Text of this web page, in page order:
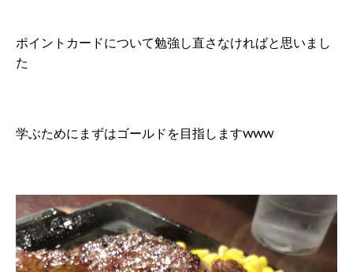
ポイントカードについて勉強し直さなければと思いまし
た
学ぶためにまずはゴールドを目指しますwww